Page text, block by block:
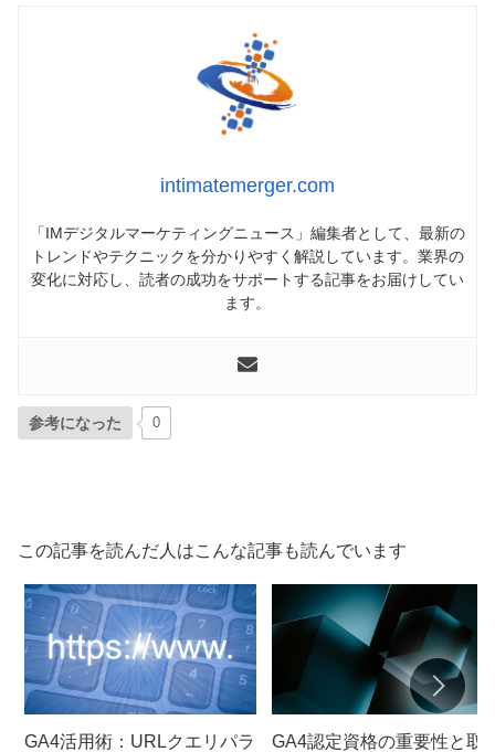
intimatemerger.com
「IMデジタルマーケティングニュース」編集者として、最新の
トレンドやテクニックを分かりやすく解説しています。業界の
変化に対応し、読者の成功をサポートする記事をお届けしてい
ます。
参考になった 0
この記事を読んだ人はこんな記事も読んでいます
GA4活用術：URLクエリパラ
GA4認定資格の重要性と取